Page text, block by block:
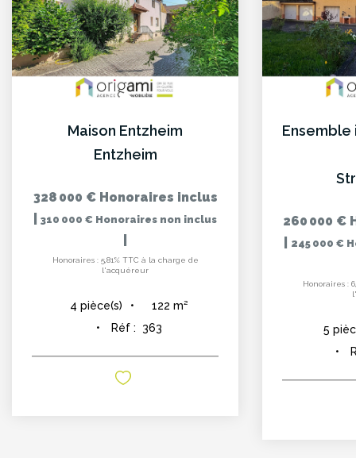
Maison Entzheim
Entzheim
328 000 € Honoraires inclus
310 000 € Honoraires non inclus
Honoraires : 5,81% TTC à la charge de
l'acquéreur
4 pièce(s) 122 m²
Réf :
363
260 000 €
245 000 €
Honoraires :
5